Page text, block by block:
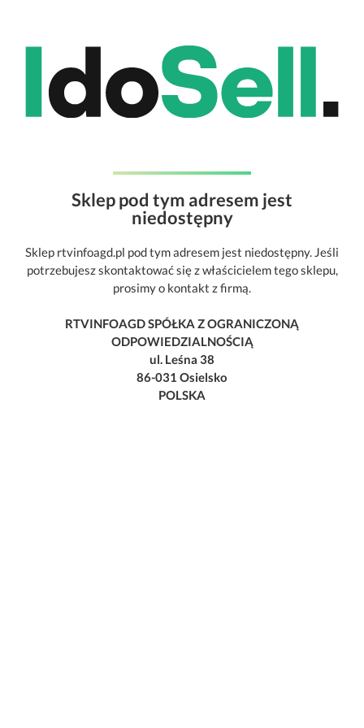
Sklep pod tym adresem jest
niedostępny
Sklep rtvinfoagd.pl pod tym adresem jest niedostępny. Jeśli
potrzebujesz skontaktować się z właścicielem tego sklepu,
prosimy o kontakt z firmą.
RTVINFOAGD SPÓŁKA Z OGRANICZONĄ
ODPOWIEDZIALNOŚCIĄ
ul. Leśna 38
86-031 Osielsko
POLSKA